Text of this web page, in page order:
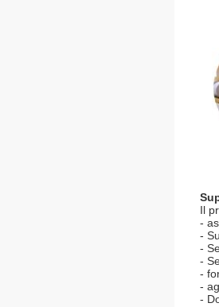
Il
-
-
-
-
-
-
-